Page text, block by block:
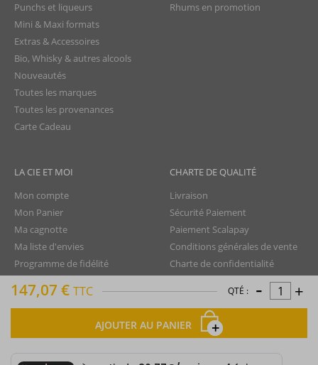
147,07 € TTC QTÉ : - +
AJOUTER AU PANIER
Punchs et liqueurs
Mini & Maxi formats
Extras & Accessoires
Bio, Whisky & autres alcools
Nouveautés
Toutes les marques
Toutes les provenances
Carte Cadeau
Rhums en promotion
LA CIE ET MOI
Mon compte
Mon Panier
Ma cagnotte
Ma liste d'envies
Programme de fidélité
Nous contacter
CHARTE DE QUALITÉ
Livraison
Sécurité Paiement
Paiement Scalapay
Conditions générales de vente
Charte de confidentialité
Protection des données
Droit de rétractation
Mentions légales
Plan du site